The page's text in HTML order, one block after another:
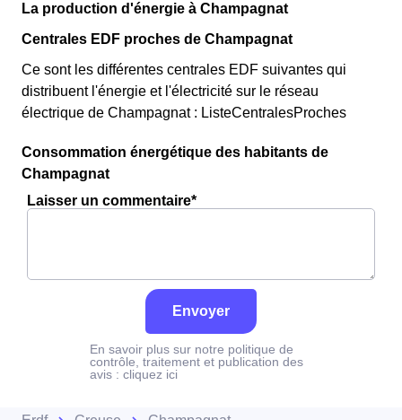
La production d'énergie à Champagnat
Centrales EDF proches de Champagnat
Ce sont les différentes centrales EDF suivantes qui
distribuent l'énergie et l'électricité sur le réseau
électrique de Champagnat : ListeCentralesProches
Consommation énergétique des habitants de
Champagnat
Laisser un commentaire*
Envoyer
En savoir plus sur notre politique de
contrôle, traitement et publication des
avis : cliquez ici